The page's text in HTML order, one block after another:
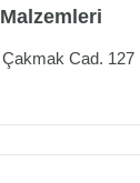
Cad. 127